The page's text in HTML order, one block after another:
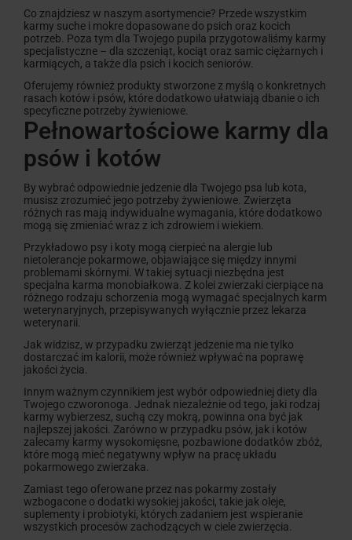
Co znajdziesz w naszym asortymencie? Przede wszystkim
karmy suche i mokre dopasowane do psich oraz kocich
potrzeb. Poza tym dla Twojego pupila przygotowaliśmy karmy
specjalistyczne – dla szczeniąt, kociąt oraz samic ciężarnych i
karmiących, a także dla psich i kocich seniorów.
Oferujemy również produkty stworzone z myślą o konkretnych
rasach kotów i psów, które dodatkowo ułatwiają dbanie o ich
specyficzne potrzeby żywieniowe.
Pełnowartościowe karmy dla
psów i kotów
By wybrać odpowiednie jedzenie dla Twojego psa lub kota,
musisz zrozumieć jego potrzeby żywieniowe. Zwierzęta
różnych ras mają indywidualne wymagania, które dodatkowo
mogą się zmieniać wraz z ich zdrowiem i wiekiem.
Przykładowo psy i koty mogą cierpieć na alergie lub
nietolerancje pokarmowe, objawiające się między innymi
problemami skórnymi. W takiej sytuacji niezbędna jest
specjalna karma monobiałkowa. Z kolei zwierzaki cierpiące na
różnego rodzaju schorzenia mogą wymagać specjalnych karm
weterynaryjnych, przepisywanych wyłącznie przez lekarza
weterynarii.
Jak widzisz, w przypadku zwierząt jedzenie ma nie tylko
dostarczać im kalorii, może również wpływać na poprawę
jakości życia.
Innym ważnym czynnikiem jest wybór odpowiedniej diety dla
Twojego czworonoga. Jednak niezależnie od tego, jaki rodzaj
karmy wybierzesz, suchą czy mokrą, powinna ona być jak
najlepszej jakości. Zarówno w przypadku psów, jak i kotów
zalecamy karmy wysokomięsne, pozbawione dodatków zbóż,
które mogą mieć negatywny wpływ na pracę układu
pokarmowego zwierzaka.
Zamiast tego oferowane przez nas pokarmy zostały
wzbogacone o dodatki wysokiej jakości, takie jak oleje,
suplementy i probiotyki, których zadaniem jest wspieranie
wszystkich procesów zachodzących w ciele zwierzęcia.